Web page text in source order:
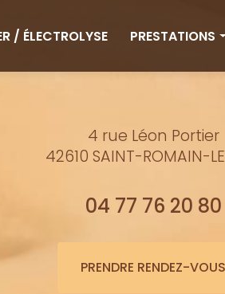
/ ÉLECTROLYSE PRESTATIONS
Minceur
Bienfaits de l'eau
4 rue Léon Portier
42610 SAINT-ROMAIN-
04 77 76 20 80
PRENDRE RENDEZ-VOUS